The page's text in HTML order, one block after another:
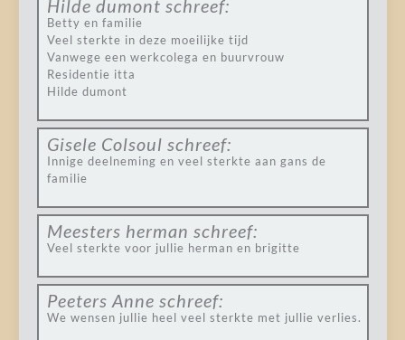
Hilde dumont schreef:
Betty en familie
Veel sterkte in deze moeilijke tijd
Vanwege een werkcolega en buurvrouw
Residentie itta
Hilde dumont
Gisele Colsoul schreef:
Innige deelneming en veel sterkte aan gans de
familie
Meesters herman schreef:
Veel sterkte voor jullie herman en brigitte
Peeters Anne schreef:
We wensen jullie heel veel sterkte met jullie verlies.